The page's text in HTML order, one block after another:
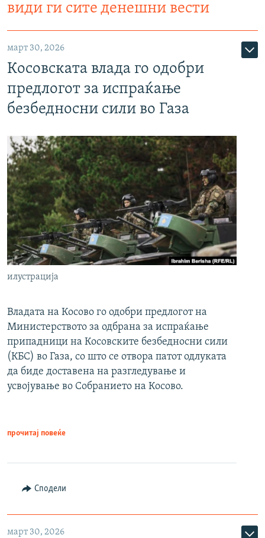
види ги сите денешни вести
март 30, 2026
Косовската влада го одобри
предлогот за испраќање
безбедносни сили во Газа
илустрација
Владата на Косово го одобри предлогот на
Министерството за одбрана за испраќање
припадници на Косовските безбедносни сили
(КБС) во Газа, со што се отвора патот одлуката
да биде доставена на разгледување и
усвојување во Собранието на Косово.
прочитај повеќе
Сподели
март 30, 2026